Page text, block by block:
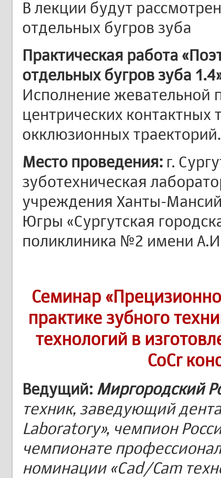
В лекции будут
отдельных бугров зуба
Практическая работа
отдельных бугров зуба
Исполнение жевательной
центрических контактных
окклюзионных
Место проведения: г.
зуботехническая
учреждения Ханты-
Югры «Сургутская
поликлиника №2 имени
Семинар
практике зубного
технологий в
CoCr
Ведущий: Миргородский
техник, заведующий
Laboratory», чемпион
чемпионате
номинации «Сad/Cam